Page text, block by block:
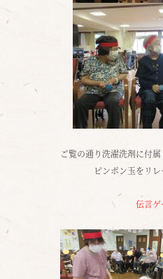
ご覧の通り洗濯洗剤に付
ピンポン玉をリ
伝言ゲ